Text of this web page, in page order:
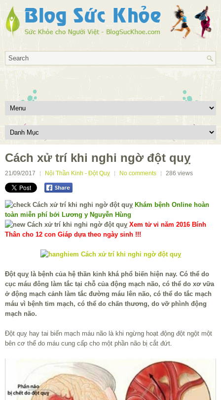
Cách xử trí khi nghi ngờ đột quỵ
21/09/2017 Nội Thần Kinh - Đột Quỵ No comments 286 views
Khám bệnh Online hoàn
toàn miễn phí bởi Lương y Nguyễn Hùng
Xem tử vi năm 2016 Bính
Thân cho 12 con Giáp dựa theo ngày sinh !!!
Đột quỵ là bệnh của hệ thần kinh khá phổ biến hiện nay. Có thể do
cục máu đông làm tắc tại chỗ của động mạch não, có thể do xơ vữa
ở động mạch cảnh làm tắc đường máu lên não, có thể do tắc mạch
máu vì bệnh tim mạch, có thể do chấn thương, do vỡ phình động
mạch não.
Đột quỵ hay tai biến mạch máu não là khi ngừng hoạt động đột ngột một
bên cơ thể do máu cung cấp cho một phần não bị cắt đứt.